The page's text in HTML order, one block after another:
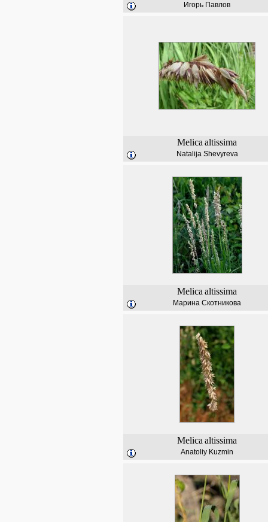
Игорь Павлов
Melica altissima
Natalija Shevyreva
Melica altissima
Марина Скотникова
Melica altissima
Anatoliy Kuzmin